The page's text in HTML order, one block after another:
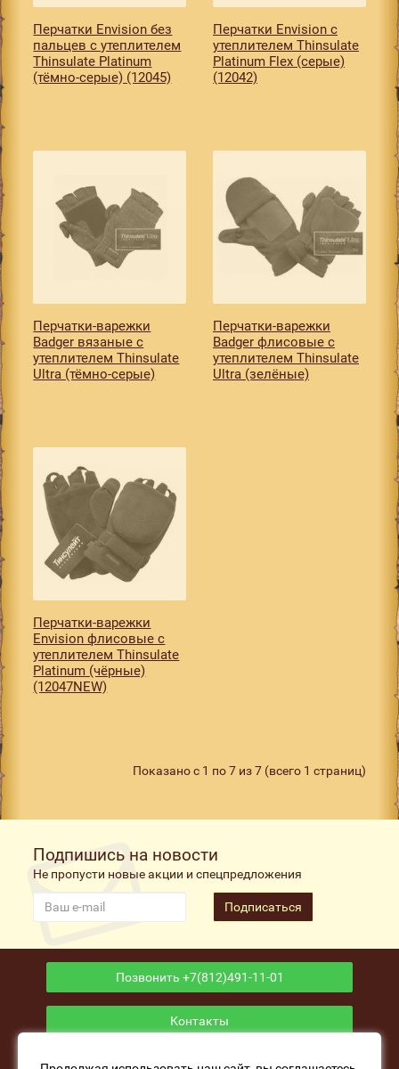
Перчатки Envision без
пальцев с утеплителем
Thinsulate Platinum
(тёмно-серые) (12045)
Перчатки Envision с
утеплителем Thinsulate
Platinum Flex (серые)
(12042)
Перчатки-варежки
Badger вязаные с
утеплителем Thinsulate
Ultra (тёмно-серые)
Перчатки-варежки
Badger флисовые с
утеплителем Thinsulate
Ultra (зелёные)
Перчатки-варежки
Envision флисовые с
утеплителем Thinsulate
Platinum (чёрные)
(12047NEW)
Показано с 1 по 7 из 7 (всего 1 страниц)
Подпишись на новости
Не пропусти новые акции и спецпредложения
Подписаться
Позвонить +7(812)491-11-01
Контакты
Приложение